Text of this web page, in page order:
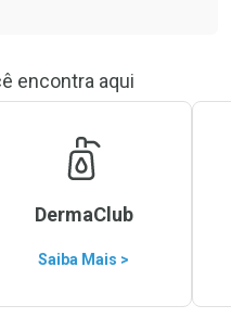
encontra aqui
DermaClub
Saiba Mais >